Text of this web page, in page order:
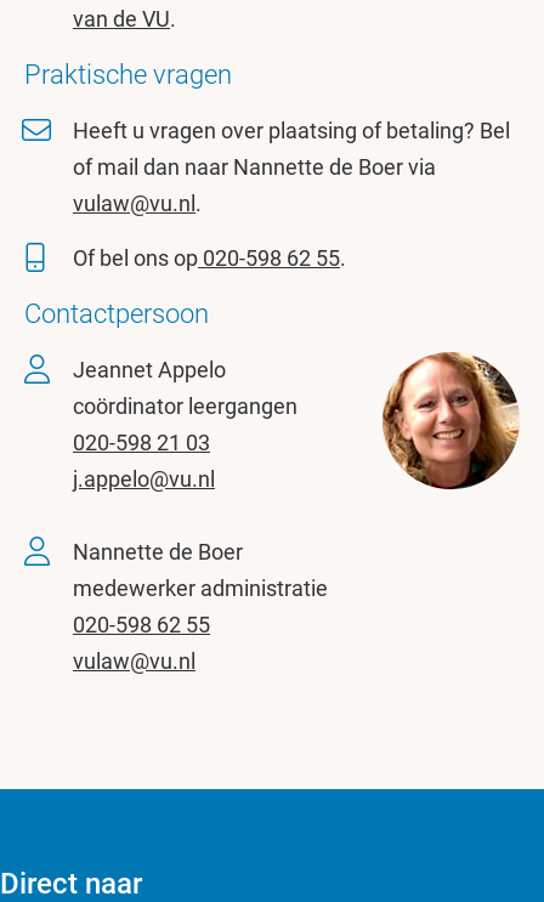
van de VU.
Praktische vragen
Heeft u vragen over plaatsing of betaling? Bel
of mail dan naar Nannette de Boer via
vulaw@vu.nl .
Of bel ons op 020-598 62 55.
Contactpersoon
Jeannet Appelo
coördinator leergangen
020-598 21 03
j.appelo@vu.nl
Nannette de Boer
medewerker administratie
020-598 62 55
vulaw@vu.nl
Direct naar